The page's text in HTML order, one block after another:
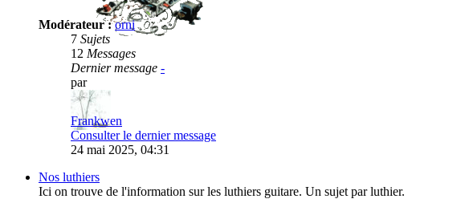
Modérateur : orni
7 Sujets
12 Messages
Dernier message -
par
Frankwen
Consulter le dernier message
24 mai 2025, 04:31
Nos luthiers
Ici on trouve de l'information sur les luthiers guitare. Un sujet par luthier.